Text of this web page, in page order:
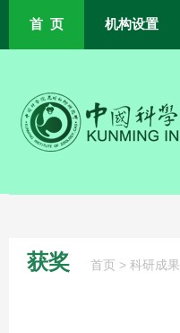
首 页 机构设置
获奖 首页 > 科研成果